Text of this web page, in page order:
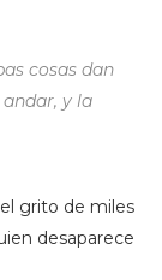
cosas dan
y la
grito de miles
desaparece